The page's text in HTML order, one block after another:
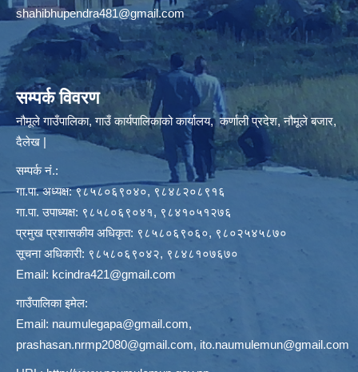
shahibhupendra481@gmail.com
सम्पर्क विवरण
नौमूले गाउँपालिका, गाउँ कार्यपालिकाको कार्यालय, कर्णाली प्रदेश, नौमूले बजार,
दैलेख |
सम्पर्क नं.:
गा.पा. अध्यक्ष: ९८५८०६९०४०, ९८४८२०८९१६
गा.पा. उपाध्यक्ष: ९८५८०६९०४१, ९८४१०५१२७६
प्रमुख प्रशासकीय अधिकृत: ९८५८०६९०६०, ९८०२५४५८७०
सूचना अधिकारी: ९८५८०६९०४२, ९८४८१०७६७०
Email: kcindra421@gmail.com
गाउँपालिका इमेल:
Email: naumulegapa@gmail.com,
prashasan.nrmp2080@gmail.com, ito.naumulemun@gmail.com